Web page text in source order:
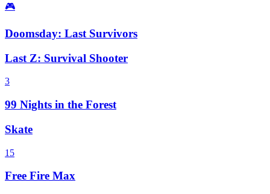
🎮
Doomsday: Last Survivors
Last Z: Survival Shooter
3
99 Nights in the Forest
Skate
15
Free Fire Max